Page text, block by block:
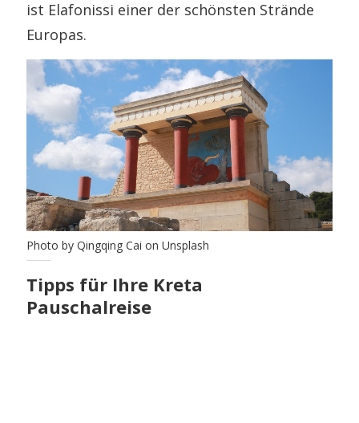
ist Elafonissi einer der schönsten Strände
Europas.
Photo by Qingqing Cai on Unsplash
Tipps für Ihre Kreta
Pauschalreise